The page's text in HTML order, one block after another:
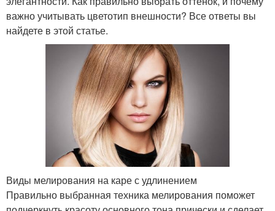
важно учитывать цветотип внешности? Все ответы вы
найдете в этой статье.
Виды мелирования на каре с удлинением
Правильно выбранная техника мелирования поможет